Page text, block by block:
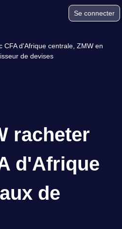
Se connecter
CFA d'Afrique centrale, ZMW en
de devises
racheter
d'Afrique
de